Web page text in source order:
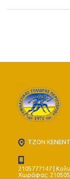
έγραψαν την
ΤΖΟΝ
2105777147 |
Χωράφας: